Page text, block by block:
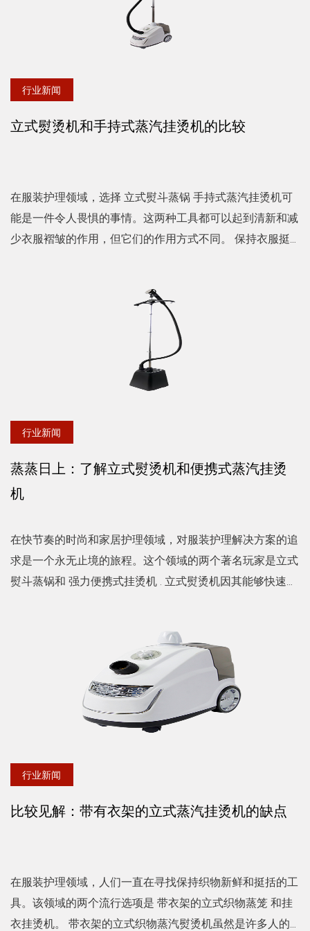
行业新闻
立式熨烫机和手持式蒸汽挂烫机的比较
在服装护理领域，选择 立式熨斗蒸锅 手持式蒸汽挂烫机可
能是一件令人畏惧的事情。这两种工具都可以起到清新和减
少衣服褶皱的作用，但它们的作用方式不同。 保持衣服挺
行业新闻
蒸蒸日上：了解立式熨烫机和便携式蒸汽挂烫
机
在快节奏的时尚和家居护理领域，对服装护理解决方案的追
求是一个永无止境的旅程。这个领域的两个著名玩家是立式
熨斗蒸锅和 强力便携式挂烫机 . 立式熨烫机因其能够快速去
行业新闻
比较见解：带有衣架的立式蒸汽挂烫机的缺点
在服装护理领域，人们一直在寻找保持织物新鲜和挺括的工
具。该领域的两个流行选项是 带衣架的立式织物蒸笼 和挂
衣挂烫机。 带衣架的立式织物蒸汽熨烫机虽然是许多人的